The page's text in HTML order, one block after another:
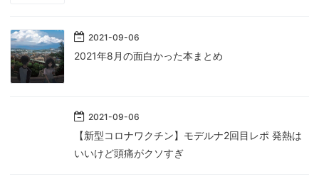
2021-09-06
2021年8月の面白かった本まとめ
2021-09-06
【新型コロナワクチン】モデルナ2回目レポ 発熱は
いいけど頭痛がクソすぎ